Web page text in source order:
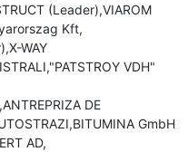
(Leader),VIAROM
Kft,
WAY
VDH"
DE
GmbH
AD,